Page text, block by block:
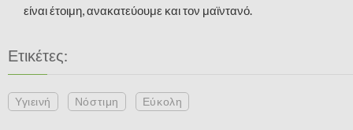
είναι έτοιμη, ανακατεύουμε και τον μαϊντανό.
Ετικέτες:
Υγιεινή Νόστιμη Εύκολη